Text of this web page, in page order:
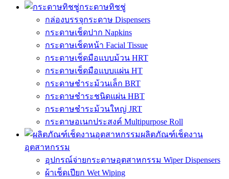
กระดาษทิชชู่
กล่องบรรจุกระดาษ Dispensers
กระดาษเช็ดปาก Napkins
กระดาษเช็ดหน้า Facial Tissue
กระดาษเช็ดมือแบบม้วน HRT
กระดาษเช็ดมือแบบแผ่น HT
กระดาษชำระม้วนเล็ก BRT
กระดาษชำระชนิดแผ่น HBT
กระดาษชำระม้วนใหญ่ JRT
กระดาษอเนกประสงค์ Multipurpose Roll
ผลิตภัณฑ์เช็ดงาน
อุตสาหกรรม
อุปกรณ์จ่ายกระดาษอุตสาหกรรม Wiper Dispensers
ผ้าเช็ดเปียก Wet Wiping